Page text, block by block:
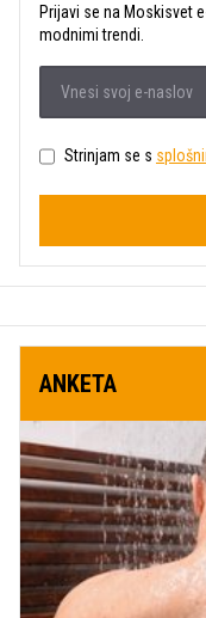
Prijavi se na Moskisvet
modnimi trendi.
Strinjam se s
ANKETA